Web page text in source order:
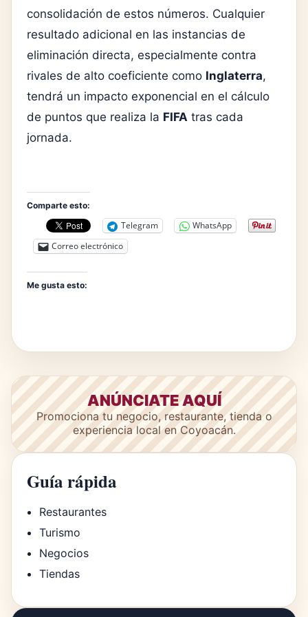
consolidación de estos números. Cualquier
resultado adicional en las instancias de
eliminación directa, especialmente contra
rivales de alto coeficiente como Inglaterra,
tendrá un impacto exponencial en el cálculo
de puntos que realiza la FIFA tras cada
jornada.
Comparte esto:
Telegram
WhatsApp
Correo electrónico
Me gusta esto:
ANÚNCIATE AQUÍ
Promociona tu negocio, restaurante, tienda o
experiencia local en Coyoacán.
Guía rápida
Restaurantes
Turismo
Negocios
Tiendas